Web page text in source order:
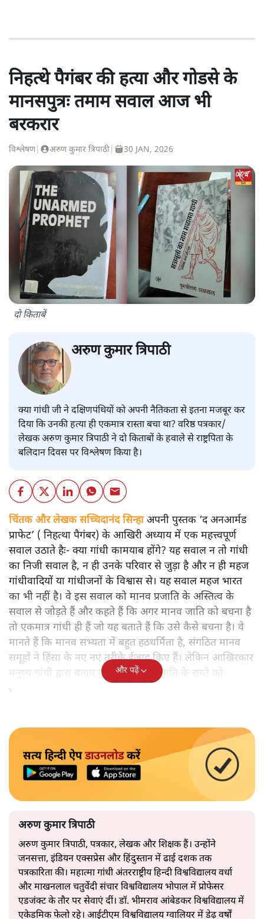
निहत्थे पैगंबर की हत्या और गोडसे के
मानसपुत्रः तमाम सवाल आज भी
बरकरार
विश्लेषण| अरुण कुमार त्रिपाठी 30 JAN, 2026
दो किताबें
अरुण कुमार त्रिपाठी
क्या गांधी जी ने दक्षिणपंथियों को अपनी नैतिकता से इतना मजबूर कर
दिया कि उनकी हत्या ही एकमात्र रास्ता बचा था? वरिष्ठ पत्रकार/
लेखक अरुण कुमार त्रिपाठी ने दो किताबों के हवाले से राष्ट्रपिता के
बलिदान दिवस पर विश्लेषण किया है।
चिंतक और लेखक सच्चिदानंद सिन्हाअपनी पुस्तक ‘द अनआर्मड
प्राफेट’ ( निहत्था पैगंबर) के आखिरी अध्याय में एक महत्त्वपूर्ण
सवाल उठाते हैः- क्या गांधी कामयाब होंगे? यह सवाल न तो गांधी
का निजी सवाल है, न ही उनके परिवार से जुड़ा है और न ही महज
गांधीवादियों या गांधीजनों के विश्वास से। यह सवाल महज भारत
का भी नहीं है। वे इस सवाल को मानव प्रजाति के अस्तित्व के
सवाल से जोड़ते हैं और कहते हैं कि अगर मानव जाति को बचना है
तो एकमात्र गांधी ही हैं जो यह बताते हैं कि उसे कैसे बचना है। वे
मानते हैं कि मानव सभ्यता में बहुत हठधर्मिता है, संगठित मानव
समूहों ने हिंसा के नए नए तरीके ईजाद किए हैं। लेकिन आखिरकार
मनुष्य गांधी द्वारा बताए गए अहिंसा और शांति के रास्ते को
अपनाएगा।
और पढ़ें
सत्य हिन्दी ऐपडाउनलोडकरें
अरुण कुमार त्रिपाठी
अरुण कुमार त्रिपाठी, पत्रकार, लेखक और शिक्षक हैं। उन्होंने
जनसत्ता, इंडियन एक्सप्रेस और हिंदुस्तान में ढाई दशक तक
पत्रकारिता की। महात्मा गांधी अंतरराष्ट्रीय हिन्दी विश्वविद्यालय वर्धा
और माखनलाल चतुर्वेदी संचार विश्वविद्यालय भोपाल में प्रोफेसर
एडजंक्ट के तौर पर सेवाएं दीं। डॉ. भीमराव आंबेडकर विश्वविद्यालय में
एकेडमिक फेलो रहे। आईटीएम विश्वविद्यालय ग्वालियर में डेढ़ वर्षों